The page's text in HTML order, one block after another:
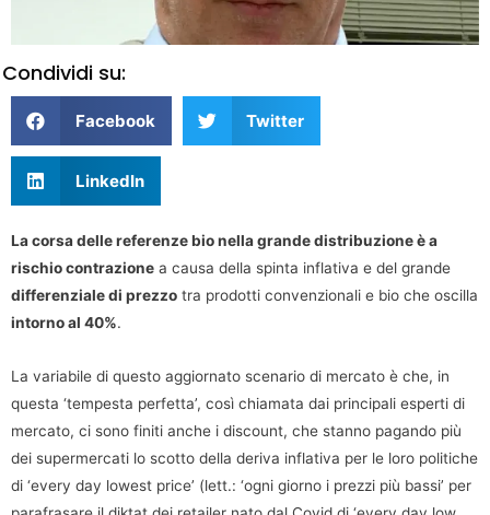
Condividi su:
Facebook Twitter
LinkedIn
La corsa delle referenze bio nella grande distribuzione è a
rischio contrazione a causa della spinta inflativa e del grande
differenziale di prezzo tra prodotti convenzionali e bio che oscilla
intorno al 40%.
La variabile di questo aggiornato scenario di mercato è che, in
questa ‘tempesta perfetta’, così chiamata dai principali esperti di
mercato, ci sono finiti anche i discount, che stanno pagando più
dei supermercati lo scotto della deriva inflativa per le loro politiche
di ‘every day lowest price’ (lett.: ‘ogni giorno i prezzi più bassi’ per